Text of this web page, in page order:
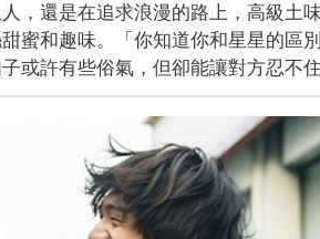
，還是在追求浪漫的路上，高級土
蜜和趣味。「你知道你和星星的區
或許有些俗氣，但卻能讓對方忍不